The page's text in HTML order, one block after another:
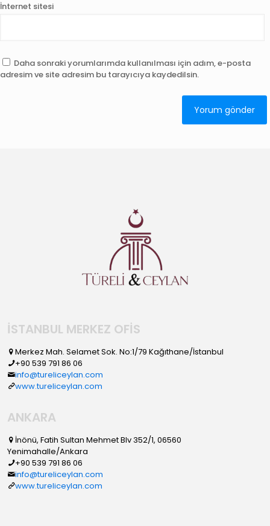
İnternet sitesi
Daha sonraki yorumlarımda kullanılması için adım, e-posta
adresim ve site adresim bu tarayıcıya kaydedilsin.
İSTANBUL MERKEZ OFİS
Merkez Mah. Selamet Sok. No:1/79 Kağıthane/İstanbul
+90 539 791 86 06
info@tureliceylan.com
www.tureliceylan.com
ANKARA
İnönü, Fatih Sultan Mehmet Blv 352/1, 06560
Yenimahalle/Ankara
+90 539 791 86 06
info@tureliceylan.com
www.tureliceylan.com